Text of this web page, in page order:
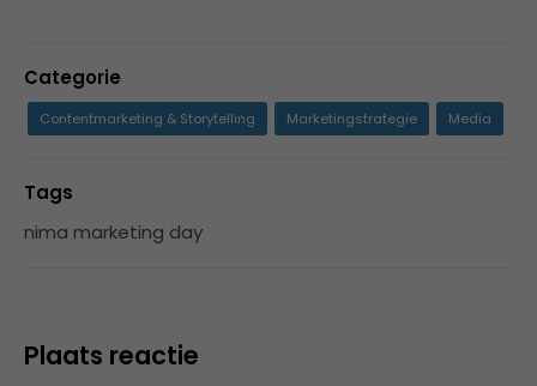
Categorie
Contentmarketing & Storytelling Marketingstrategie Media
Tags
nima marketing day
Plaats reactie